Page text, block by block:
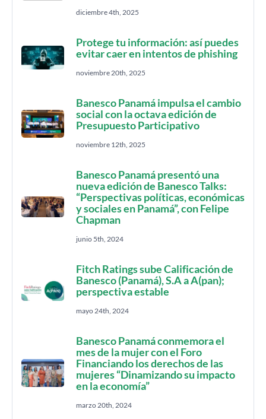
diciembre 4th, 2025
Protege tu información: así puedes
evitar caer en intentos de phishing
noviembre 20th, 2025
Banesco Panamá impulsa el cambio
social con la octava edición de
Presupuesto Participativo
noviembre 12th, 2025
Banesco Panamá presentó una
nueva edición de Banesco Talks:
“Perspectivas políticas, económicas
y sociales en Panamá”, con Felipe
Chapman
junio 5th, 2024
Fitch Ratings sube Calificación de
Banesco (Panamá), S.A a A(pan);
perspectiva estable
mayo 24th, 2024
Banesco Panamá conmemora el
mes de la mujer con el Foro
Financiando los derechos de las
mujeres “Dinamizando su impacto
en la economía”
marzo 20th, 2024